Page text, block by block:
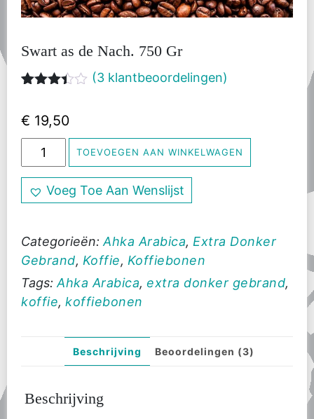
Swart as de Nach. 750 Gr
5
klantbeoordelingen
(3 klantbeoordelingen)
€ 19,50
Swart
as
de
Nach.
Gr
aantal
TOEVOEGEN AAN WINKELWAGEN
Voeg Toe Aan Wenslijst
Categorieën: Ahka Arabica, Extra Donker
Gebrand, Koffie, Koffiebonen
Tags: Ahka Arabica, extra donker gebrand,
koffie, koffiebonen
Beschrijving Beoordelingen (3)
Beschrijving